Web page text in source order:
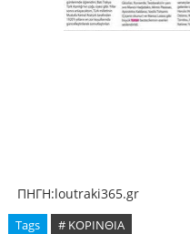
ΠΗΓΗ:loutraki365.gr
Tags # ΚΟΡΙΝΘΙΑ